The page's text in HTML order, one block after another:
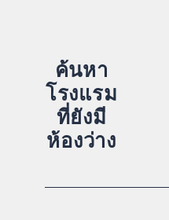
ค้นหา
โรงแรม
ที่ยังมี
ห้องว่าง